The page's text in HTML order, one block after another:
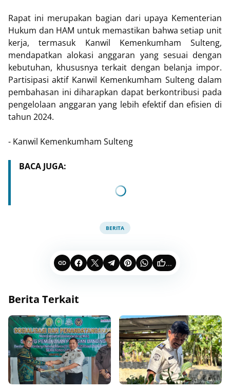
Rapat ini merupakan bagian dari upaya Kementerian
Hukum dan HAM untuk memastikan bahwa setiap unit
kerja, termasuk Kanwil Kemenkumham Sulteng,
mendapatkan alokasi anggaran yang sesuai dengan
kebutuhan, khususnya terkait dengan belanja impor.
Partisipasi aktif Kanwil Kemenkumham Sulteng dalam
pembahasan ini diharapkan dapat berkontribusi pada
pengelolaan anggaran yang lebih efektif dan efisien di
tahun 2024.
- Kanwil Kemenkumham Sulteng
BACA JUGA:
BERITA
...
Berita Terkait